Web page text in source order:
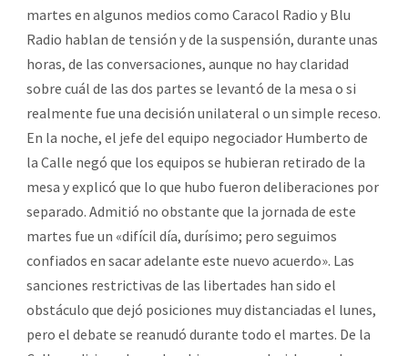
martes en algunos medios como Caracol Radio y Blu
Radio hablan de tensión y de la suspensión, durante unas
horas, de las conversaciones, aunque no hay claridad
sobre cuál de las dos partes se levantó de la mesa o si
realmente fue una decisión unilateral o un simple receso.
En la noche, el jefe del equipo negociador Humberto de
la Calle negó que los equipos se hubieran retirado de la
mesa y explicó que lo que hubo fueron deliberaciones por
separado. Admitió no obstante que la jornada de este
martes fue un «difícil día, durísimo; pero seguimos
confiados en sacar adelante este nuevo acuerdo». Las
sanciones restrictivas de las libertades han sido el
obstáculo que dejó posiciones muy distanciadas el lunes,
pero el debate se reanudó durante todo el martes. De la